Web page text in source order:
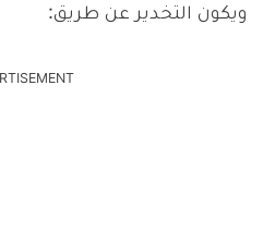
ويكون التخدير عن طريق: